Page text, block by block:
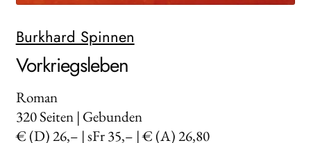
Burkhard Spinnen
Vorkriegsleben
Roman
320Seiten | Gebunden
€ (D) 26,– | sFr 35,– | € (A) 26,80